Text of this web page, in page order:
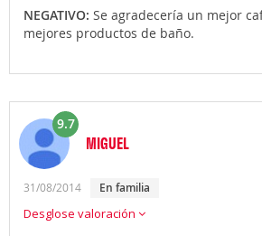
NEGATIVO: Se agradecería un mejor
mejores productos de baño.
9.7
MIGUEL
31/08/2014 en familia
Desglose valoración